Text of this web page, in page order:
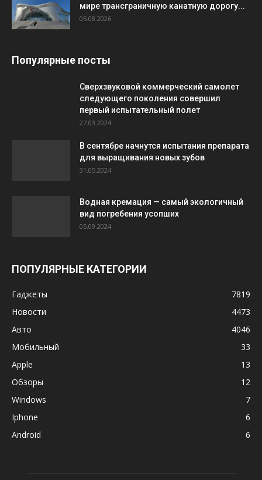
мире трансграничную канатную дорогу...
05.08.2026
Популярные посты
Сверхзвуковой коммерческий самолет
следующего поколения совершил
первый испытательный полет
27.03.2024
В сентябре начнутся испытания препарата
для выращивания новых зубов
31.05.2024
Водная кремация — самый экологичный
вид погребения усопших
05.09.2024
ПОПУЛЯРНЫЕ КАТЕГОРИИ
Гаджеты
7819
Новости
4473
Авто
4046
Мобильный
33
Apple
13
Обзоры
12
Windows
7
Iphone
6
Android
6